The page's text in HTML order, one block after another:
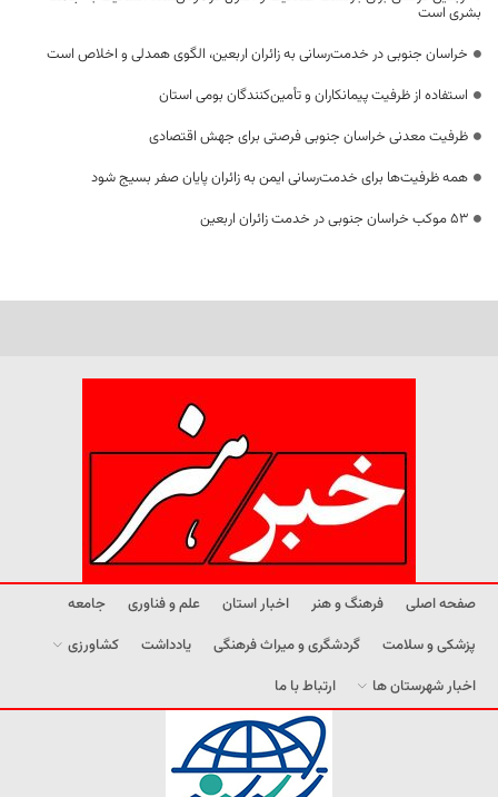
بشری است
خراسان جنوبی در خدمت‌رسانی به زائران اربعین، الگوی همدلی و اخلاص است
استفاده از ظرفیت پیمانکاران و تأمین‌کنندگان بومی استان
ظرفیت معدنی خراسان جنوبی فرصتی برای جهش اقتصادی
همه ظرفیت‌ها برای خدمت‌رسانی ایمن به زائران پایان صفر بسیج شود
53 موکب خراسان جنوبی در خدمت زائران اربعین
صفحه اصلی فرهنگ و هنر اخبار استان علم و فناوری
جامعه
پزشکی و سلامت
گردشگری و میراث فرهنگی یادداشت
کشاورزی
اخبار شهرستان ها
ارتباط با ما